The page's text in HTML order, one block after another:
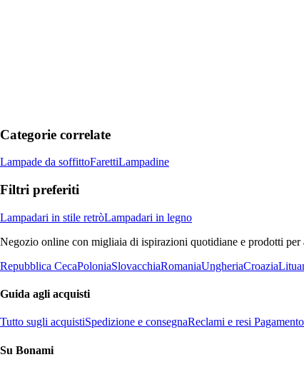
Categorie correlate
Lampade da soffittoFarettiLampadine
Filtri preferiti
Lampadari in stile retròLampadari in legno
Negozio online con migliaia di ispirazioni quotidiane e prodotti per
Repubblica CecaPoloniaSlovacchiaRomaniaUngheriaCroazia
Guida agli acquisti
Tutto sugli acquistiSpedizione e consegnaReclami e resi
Su Bonami